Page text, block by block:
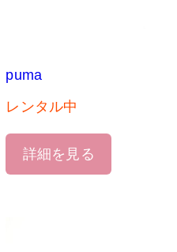
puma
レンタル中
詳細を見る